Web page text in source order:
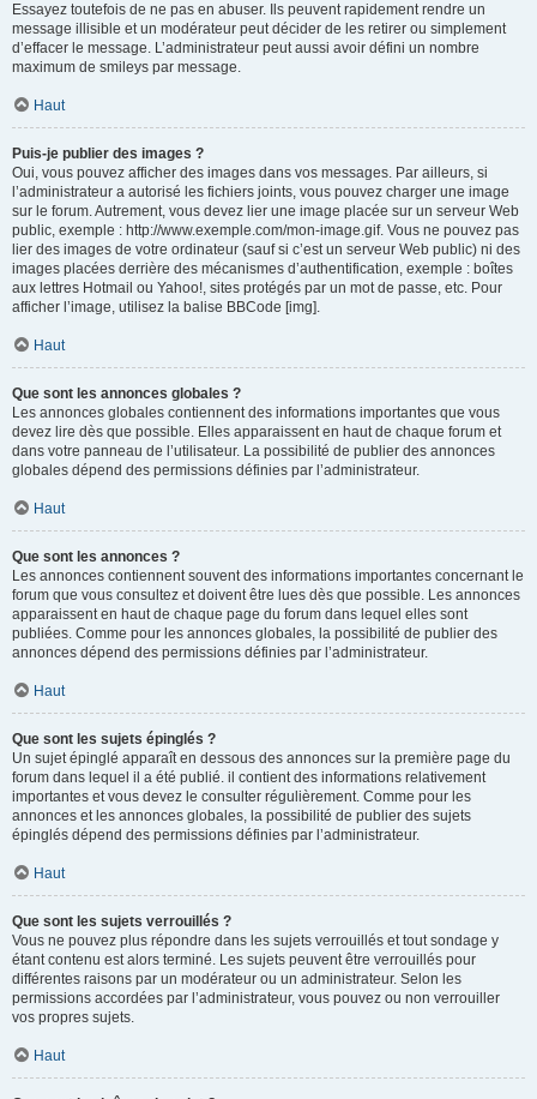
Essayez toutefois de ne pas en abuser. Ils peuvent rapidement rendre un
message illisible et un modérateur peut décider de les retirer ou simplement
d’effacer le message. L’administrateur peut aussi avoir défini un nombre
maximum de smileys par message.
Haut
Puis-je publier des images ?
Oui, vous pouvez afficher des images dans vos messages. Par ailleurs, si
l’administrateur a autorisé les fichiers joints, vous pouvez charger une image
sur le forum. Autrement, vous devez lier une image placée sur un serveur Web
public, exemple : http://www.exemple.com/mon-image.gif. Vous ne pouvez pas
lier des images de votre ordinateur (sauf si c’est un serveur Web public) ni des
images placées derrière des mécanismes d’authentification, exemple : boîtes
aux lettres Hotmail ou Yahoo!, sites protégés par un mot de passe, etc. Pour
afficher l’image, utilisez la balise BBCode [img].
Haut
Que sont les annonces globales ?
Les annonces globales contiennent des informations importantes que vous
devez lire dès que possible. Elles apparaissent en haut de chaque forum et
dans votre panneau de l’utilisateur. La possibilité de publier des annonces
globales dépend des permissions définies par l’administrateur.
Haut
Que sont les annonces ?
Les annonces contiennent souvent des informations importantes concernant le
forum que vous consultez et doivent être lues dès que possible. Les annonces
apparaissent en haut de chaque page du forum dans lequel elles sont
publiées. Comme pour les annonces globales, la possibilité de publier des
annonces dépend des permissions définies par l’administrateur.
Haut
Que sont les sujets épinglés ?
Un sujet épinglé apparaît en dessous des annonces sur la première page du
forum dans lequel il a été publié. il contient des informations relativement
importantes et vous devez le consulter régulièrement. Comme pour les
annonces et les annonces globales, la possibilité de publier des sujets
épinglés dépend des permissions définies par l’administrateur.
Haut
Que sont les sujets verrouillés ?
Vous ne pouvez plus répondre dans les sujets verrouillés et tout sondage y
étant contenu est alors terminé. Les sujets peuvent être verrouillés pour
différentes raisons par un modérateur ou un administrateur. Selon les
permissions accordées par l’administrateur, vous pouvez ou non verrouiller
vos propres sujets.
Haut